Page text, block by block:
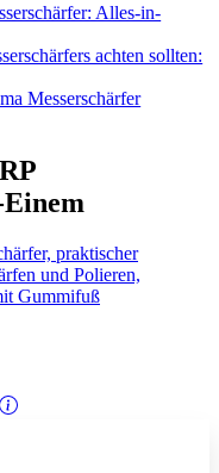
Alles-in-
achten sollten:
Messerschärfer